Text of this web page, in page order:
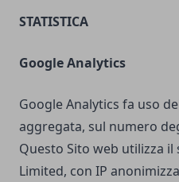
STATISTICA
Google Analytics
Google Analytics fa uso
aggregata, sul numero
Questo Sito web utilizza
Limited, con IP